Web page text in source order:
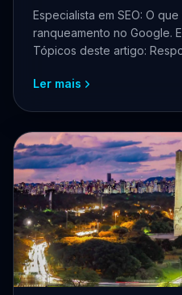
Especialista em SEO: O
ranqueamento no Google.
Tópicos deste artigo:
Ler mais